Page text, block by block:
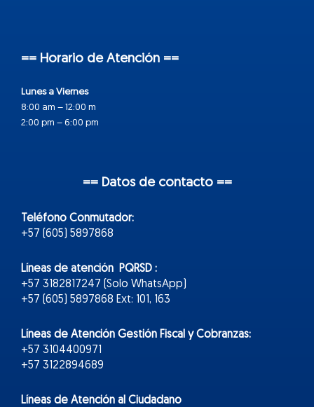
== Horario de Atención ==
Lunes a Viernes
8:00 am – 12:00 m
2:00 pm – 6:00 pm
== Datos de contacto ==
Teléfono Conmutador:
+57 (605) 5897868
Líneas de atención PQRSD :
+57 3182817247 (Solo WhatsApp)
+57 (605) 5897868 Ext: 101, 163
Líneas de Atención Gestión Fiscal y Cobranzas:
+57 3104400971
+57 3122894689
Líneas de Atención al Ciudadano